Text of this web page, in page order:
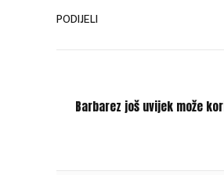
PODIJELI
Barbarez još uvijek može